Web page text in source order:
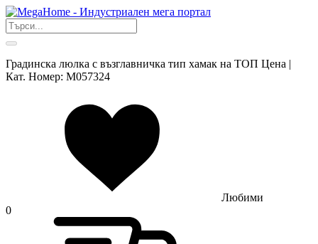
Градинска люлка с възглавничка тип хамак на ТОП Цена |
Кат. Номер: M057324
Любими
0